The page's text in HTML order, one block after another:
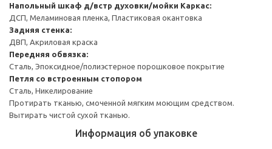
Напольный шкаф д/встр духовки/мойки Каркас:
ДСП, Меламиновая пленка, Пластиковая окантовка
Задняя стенка:
ДВП, Акриловая краска
Передняя обвязка:
Сталь, Эпоксидное/полиэстерное порошковое покрытие
Петля со встроенным стопором
Сталь, Никелирование
Протирать тканью, смоченной мягким моющим средством.
Вытирать чистой сухой тканью.
Информация об упаковке